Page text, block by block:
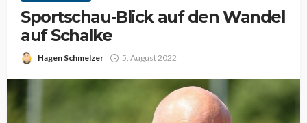
Sportschau-Blick auf den Wandel
auf Schalke
Hagen Schmelzer 5. August 2022